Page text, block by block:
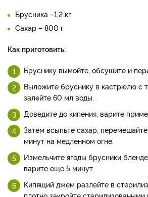
Брусника –1,2 кг
Сахар – 800 г
Как приготовить:
Бруснику вымойте, обсушите и
Выложите бруснику в кастрюлю с
залейте 60 мл воды.
Доведите до кипения, варите
Затем всыпьте сахар,
минут на медленном огне.
Измельчите ягоды брусники
варите еще 5 минут.
Кипящий джем разлейте в